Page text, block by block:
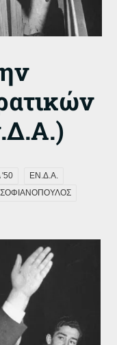
'50
ΕΝ.Δ.Α.
ΣΟΦΙΑΝΟΠΟΥΛΟΣ